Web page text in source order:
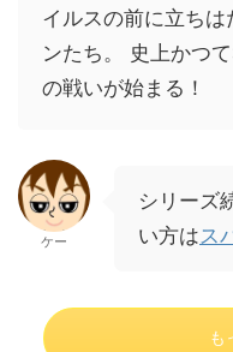
イルスの前に立ち
ンたち。 史上かつ
の戦いが始まる！
ケー
シリーズ
い方は ス
も